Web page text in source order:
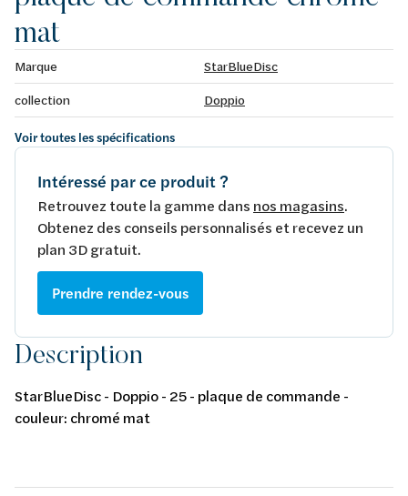
mat
Marque
StarBlueDisc
collection
Doppio
Voir toutes les spécifications
Intéressé par ce produit ?
Retrouvez toute la gamme dans nos magasins.
Obtenez des conseils personnalisés et recevez un
plan 3D gratuit.
Prendre rendez-vous
Description
StarBlueDisc - Doppio - 25 - plaque de commande -
couleur: chromé mat